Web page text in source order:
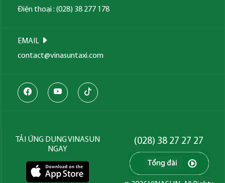
Điện thoại : (028) 38 277 178
EMAIL
contact@vinasuntaxi.com
TẢI ỨNG DỤNG VINASUN
NGAY
(028) 38 27 27 27